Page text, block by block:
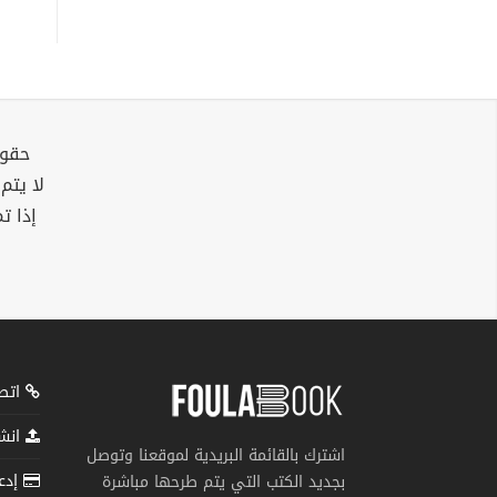
لا
إذا
اشترك بالقائمة البريدية لموقعنا وتوصل
بجديد الكتب التي يتم طرحها مباشرة